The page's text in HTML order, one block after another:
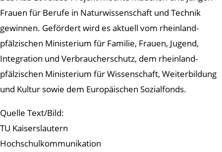
Frauen für Berufe in Naturwissenschaft und Technik
gewinnen. Gefördert wird es aktuell vom rheinland-
pfälzischen Ministerium für Familie, Frauen, Jugend,
Integration und Verbraucherschutz, dem rheinland-
pfälzischen Ministerium für Wissenschaft, Weiterbildung
und Kultur sowie dem Europäischen Sozialfonds.
Quelle Text/Bild:
TU Kaiserslautern
Hochschulkommunikation